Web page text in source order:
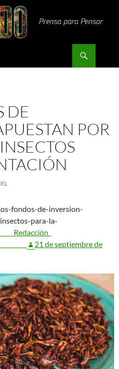
DE
POR
fondos-de-inversion-
para-la-
21 de septiembre de